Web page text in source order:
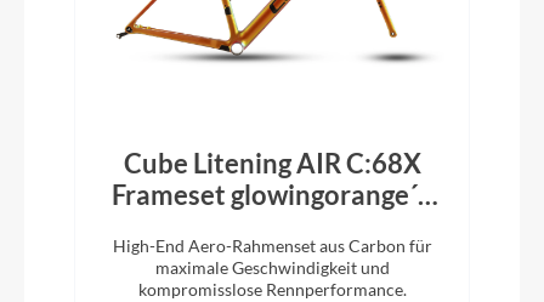
Cube Litening AIR C:68X
Frameset glowingorange´n
High-End Aero-Rahmenset aus Carbon für
maximale Geschwindigkeit und
kompromisslose Rennperformance.